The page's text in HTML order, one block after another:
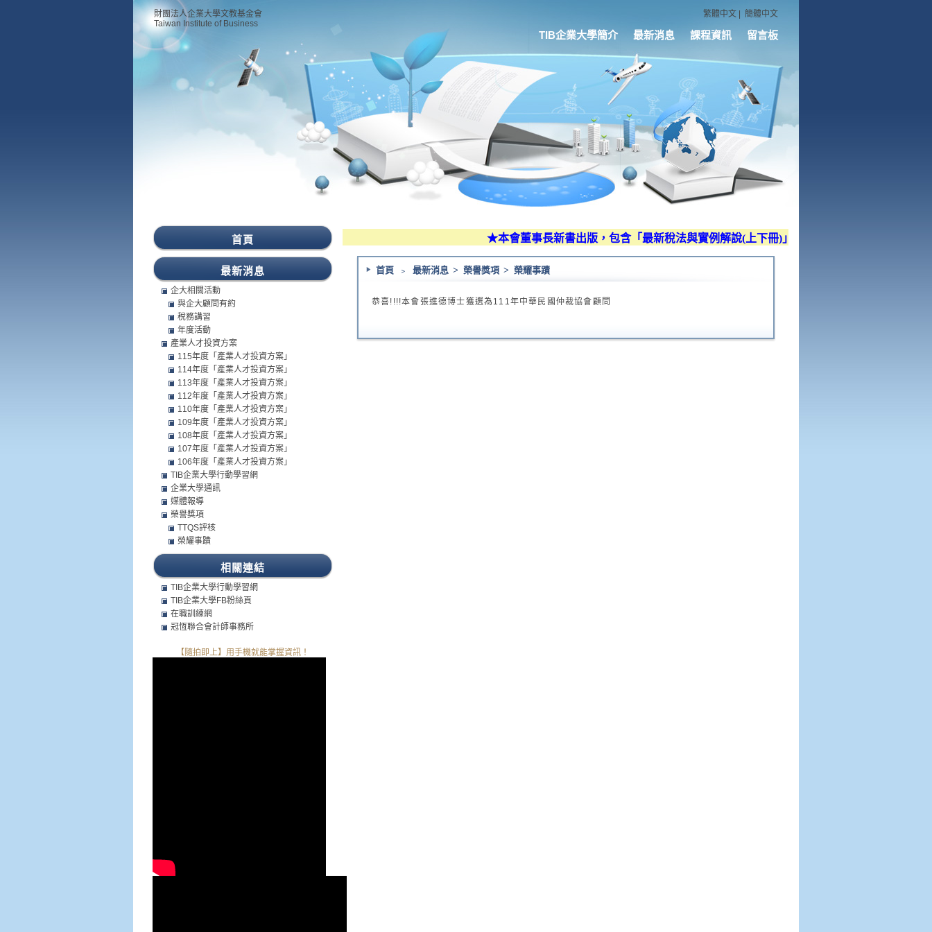
財團法人企業大學文教基金會
Taiwan Institute of Business
繁體中文 簡體中文
TIB企業大學簡介 最新消息 課程資訊 留言板
★本會董事長新書出版，包含「最新稅法與實例解說(上下冊)」、「營利事業所得稅查核技
首頁 ﹥ 最新消息 > 榮譽獎項 > 榮耀事蹟
恭喜!!!!本會張進德博士獲選為111年中華民國仲裁協會顧問
首頁
最新消息
企大相關活動
與企大顧問有約
稅務講習
年度活動
產業人才投資方案
115年度「產業人才投資方案」
114年度「產業人才投資方案」
113年度「產業人才投資方案」
112年度「產業人才投資方案」
110年度「產業人才投資方案」
109年度「產業人才投資方案」
108年度「產業人才投資方案」
107年度「產業人才投資方案」
106年度「產業人才投資方案」
TIB企業大學行動學習網
企業大學通訊
媒體報導
榮譽獎項
TTQS評核
榮耀事蹟
相關連結
TIB企業大學行動學習網
TIB企業大學FB粉絲頁
在職訓練網
冠恆聯合會計師事務所
【隨拍即上】用手機就能掌握資訊！